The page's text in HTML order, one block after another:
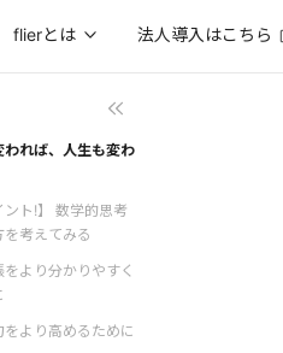
flierとは 法人導入はこちら
われば、人生も変わ
ント!】 数学的思考
考えてみる
をより分かりやすく
より高めるために